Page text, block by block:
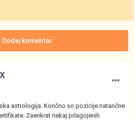
Dodaj komentar
astrologija. Končno so pozicije natančne
Zaenkrat nekaj prlagojenih